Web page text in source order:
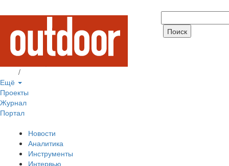
/
Ещё
Проекты
Журнал
Портал
Новости
Аналитика
Инструменты
Интервью